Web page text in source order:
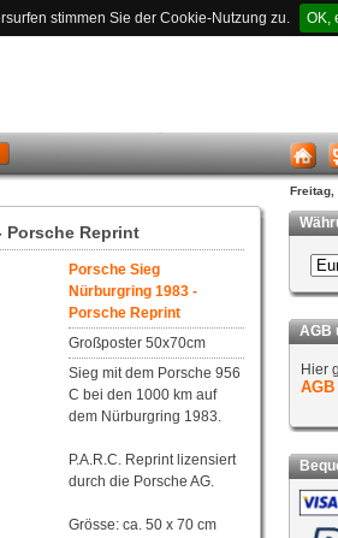
stimmen Sie der Cookie-Nutzung zu. OK,
Freitag,
Porsche Reprint
Porsche Sieg
Nürburgring 1983 -
Porsche Reprint
Großposter 50x70cm
Sieg mit dem Porsche 956
C bei den 1000 km auf
dem Nürburgring 1983.
P.A.R.C. Reprint lizensiert
durch die Porsche AG.
Grösse: ca. 50 x 70 cm
AGB
Hier
AGB